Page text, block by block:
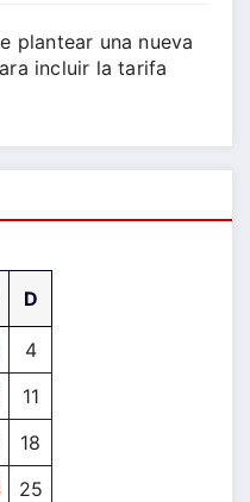
plantear una nueva
incluir la tarifa
D
4
11
18
25